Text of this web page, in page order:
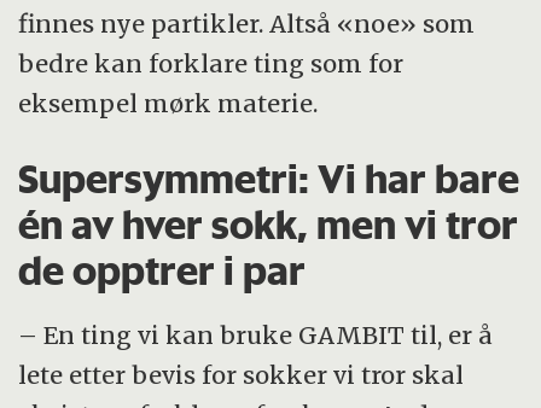
finnes nye partikler. Altså «noe» som
bedre kan forklare ting som for
eksempel mørk materie.
Supersymmetri: Vi har bare
én av hver sokk, men vi tror
de opptrer i par
– En ting vi kan bruke GAMBIT til, er å
lete etter bevis for sokker vi tror skal